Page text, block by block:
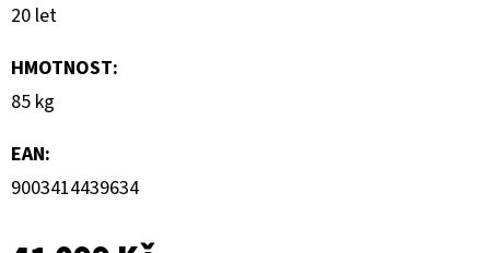
20 let
HMOTNOST:
85 kg
EAN:
9003414439634